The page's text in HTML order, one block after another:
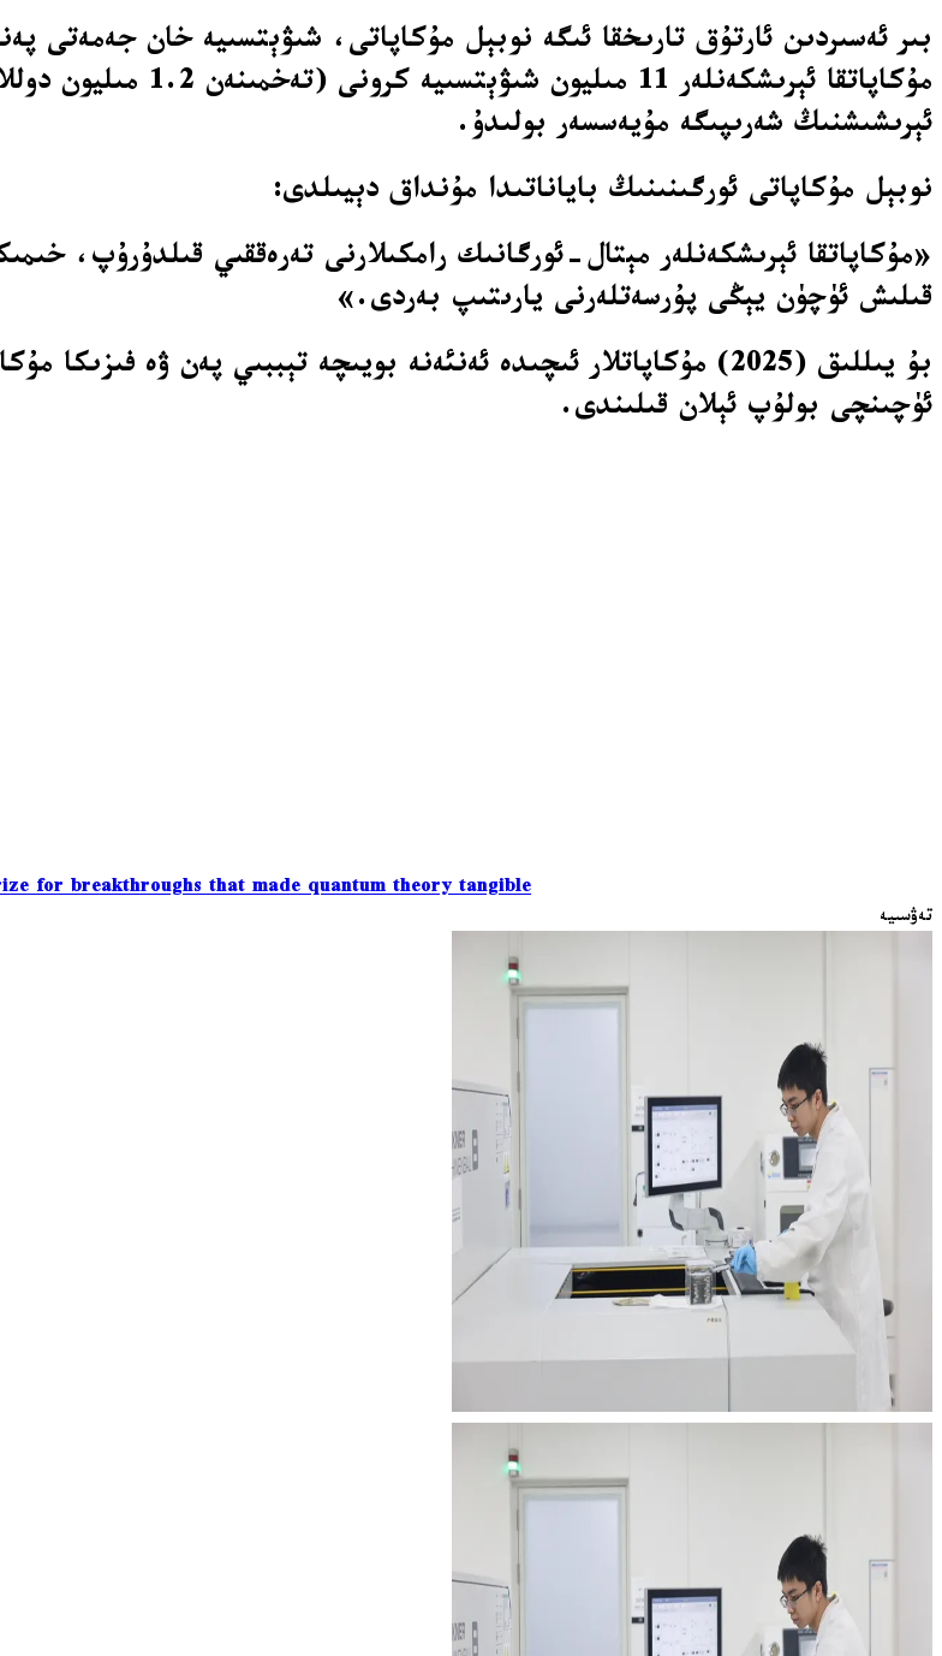
بىر ئەسىردىن ئارتۇق تارىخقا ئىگە نوبېل مۇكاپاتى، شىۋېتسىيە خان جەمەتى
مۇكاپاتقا
ئېرىشىشنىڭ شەرىپىگە مۇيەسسەر بولىدۇ.
نوبېل مۇكاپاتى ئورگىنىنىڭ باياناتىدا مۇنداق دېيىلدى:
«مۇكاپاتقا ئېرىشكەنلەر مېتال-ئورگانىك رامكىلارنى تەرەققىي قىلدۇرۇپ،
قىلىش ئۈچۈن يېڭى پۇرسەتلەرنى يارىتىپ بەردى.»
بۇ يىللىق (2025) مۇكاپاتلار ئىچىدە ئەنئەنە بويىچە تېببىي پەن ۋە
ئۈچىنچى بولۇپ ئېلان قىلىندى.
for breakthroughs that made quantum theory tangible
تەۋسىيە